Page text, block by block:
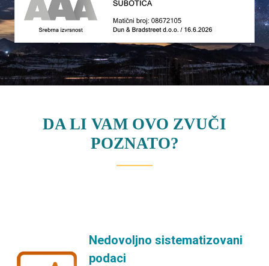
DA LI VAM OVO ZVUČI
POZNATO?
Nedovoljno sistematizovani
podaci